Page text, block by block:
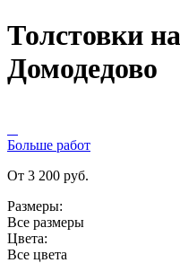
Толстовки
Домодедово
Больше работ
От 3 200 руб.
Размеры:
Все размеры
Цвета:
Все цвета